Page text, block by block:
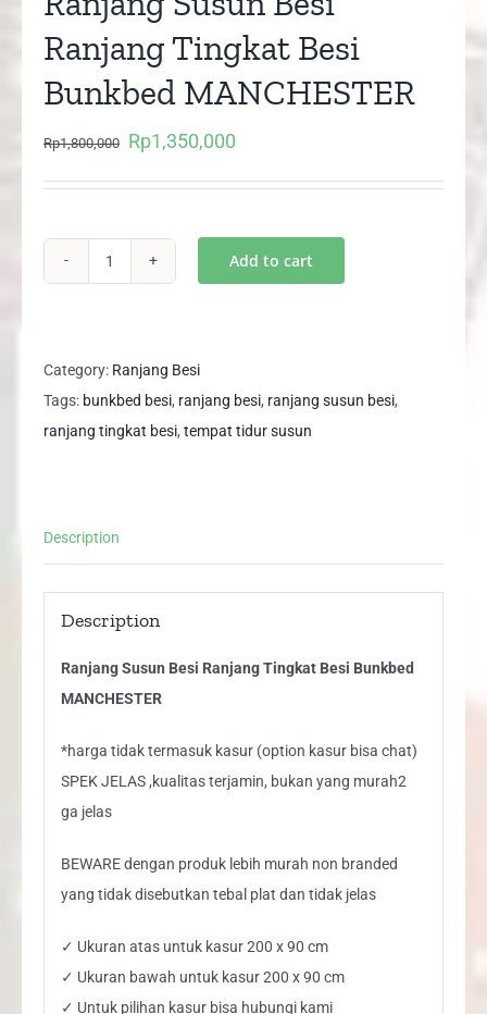
Ranjang Tingkat Besi
Bunkbed MANCHESTER
Rp1,800,000
Original
Rp1,350,000
Ranjang
Tingkat
Besi
Add to cart
Category: Ranjang Besi
Tags: bunkbed besi, ranjang besi, ranjang susun besi,
ranjang tingkat besi, tempat tidur susun
Description
Description
Ranjang Susun Besi Ranjang Tingkat Besi Bunkbed
MANCHESTER
*harga tidak termasuk kasur (option kasur bisa chat)
SPEK JELAS ,kualitas terjamin, bukan yang murah2
ga jelas
BEWARE dengan produk lebih murah non branded
yang tidak disebutkan tebal plat dan tidak jelas
✓ Ukuran atas untuk kasur 200 x 90 cm
✓ Ukuran bawah untuk kasur 200 x 90 cm
✓ Untuk pilihan kasur bisa hubungi kami